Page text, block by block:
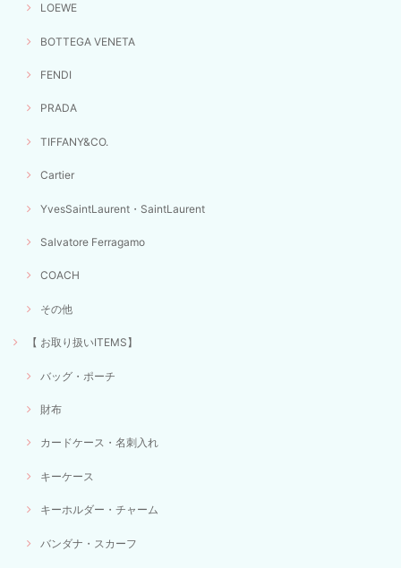
LOEWE
BOTTEGA VENETA
FENDI
PRADA
TIFFANY&CO.
Cartier
YvesSaintLaurent・SaintLaurent
Salvatore Ferragamo
COACH
その他
【 お取り扱いITEMS】
バッグ・ポーチ
財布
カードケース・名刺入れ
キーケース
キーホルダー・チャーム
バンダナ・スカーフ